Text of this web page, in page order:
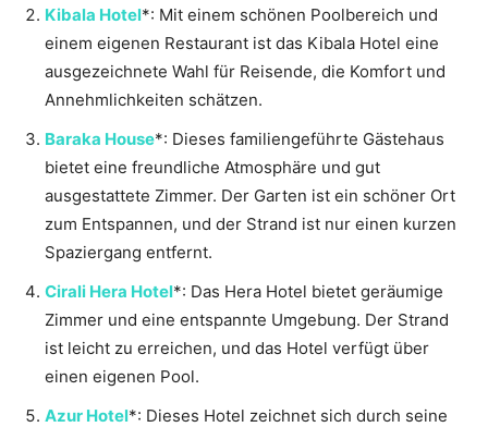
Kibala Hotel*: Mit einem schönen Poolbereich und
einem eigenen Restaurant ist das Kibala Hotel eine
ausgezeichnete Wahl für Reisende, die Komfort und
Annehmlichkeiten schätzen.
Baraka House*: Dieses familiengeführte Gästehaus
bietet eine freundliche Atmosphäre und gut
ausgestattete Zimmer. Der Garten ist ein schöner Ort
zum Entspannen, und der Strand ist nur einen kurzen
Spaziergang entfernt.
Cirali Hera Hotel*: Das Hera Hotel bietet geräumige
Zimmer und eine entspannte Umgebung. Der Strand
ist leicht zu erreichen, und das Hotel verfügt über
einen eigenen Pool.
Azur Hotel*: Dieses Hotel zeichnet sich durch seine